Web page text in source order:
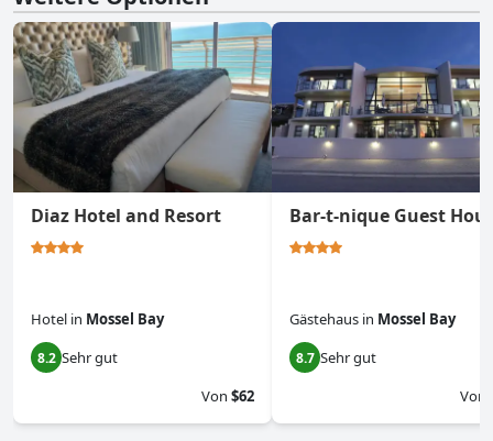
Diaz Hotel and Resort
Hotel in Mossel Bay
8.2 Sehr gut
Von $62
Bar-t-nique Guest
Gästehaus in Mossel Bay
8.7 Sehr gut
Von